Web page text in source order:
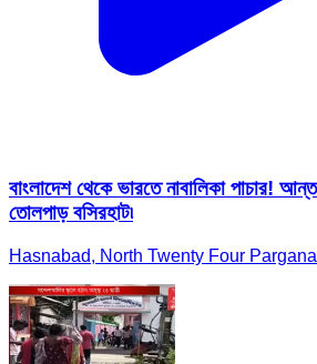
বাংলাদেশ থেকে ভারতে নাবালিকা পাচার!
তোলপাড় বসিরহাট৷
Hasnabad, North Twenty Four